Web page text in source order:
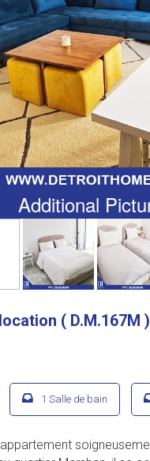
Additional
( D.M.167M )
1 Salle de bain